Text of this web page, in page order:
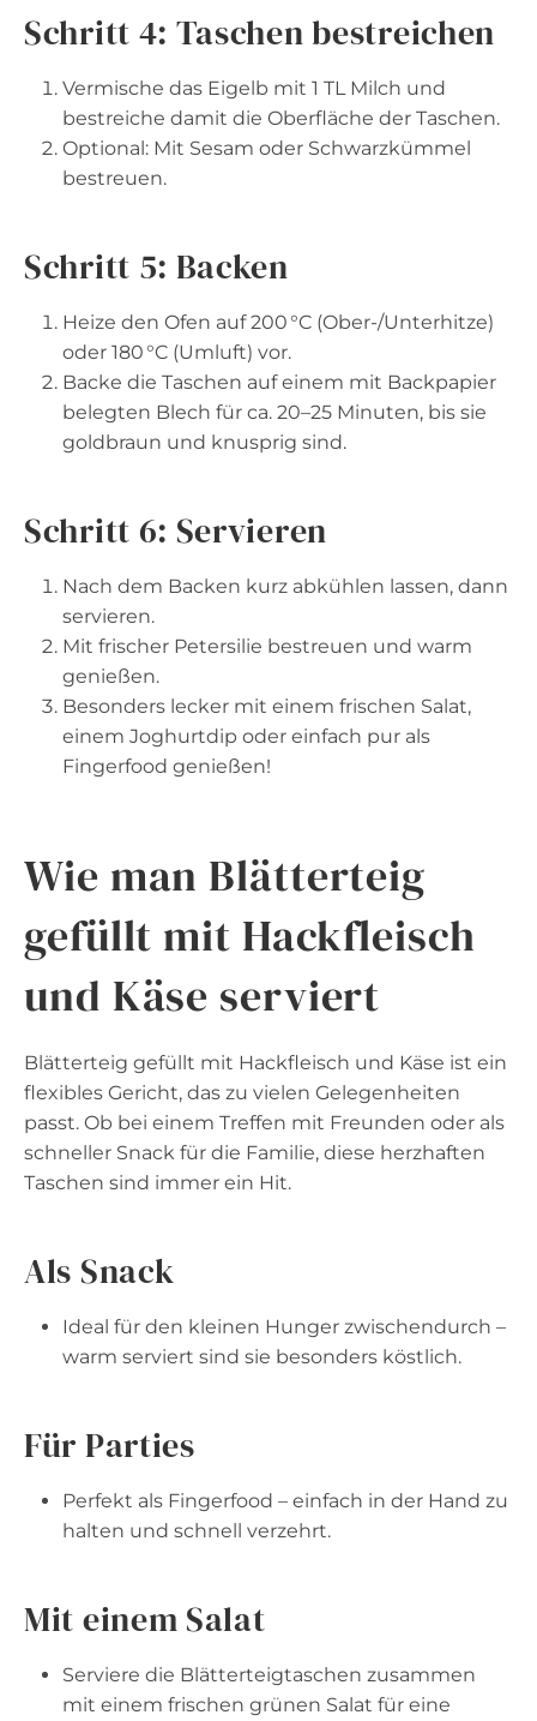
Schritt 4: Taschen bestreichen
Vermische das Eigelb mit 1 TL Milch und
bestreiche damit die Oberfläche der Taschen.
Optional: Mit Sesam oder Schwarzkümmel
bestreuen.
Schritt 5: Backen
Heize den Ofen auf 200 °C (Ober-/Unterhitze)
oder 180 °C (Umluft) vor.
Backe die Taschen auf einem mit Backpapier
belegten Blech für ca. 20–25 Minuten, bis sie
goldbraun und knusprig sind.
Schritt 6: Servieren
Nach dem Backen kurz abkühlen lassen, dann
servieren.
Mit frischer Petersilie bestreuen und warm
genießen.
Besonders lecker mit einem frischen Salat,
einem Joghurtdip oder einfach pur als
Fingerfood genießen!
Wie man Blätterteig
gefüllt mit Hackfleisch
und Käse serviert
Blätterteig gefüllt mit Hackfleisch und Käse ist ein
flexibles Gericht, das zu vielen Gelegenheiten
passt. Ob bei einem Treffen mit Freunden oder als
schneller Snack für die Familie, diese herzhaften
Taschen sind immer ein Hit.
Als Snack
Ideal für den kleinen Hunger zwischendurch –
warm serviert sind sie besonders köstlich.
Für Parties
Perfekt als Fingerfood – einfach in der Hand zu
halten und schnell verzehrt.
Mit einem Salat
Serviere die Blätterteigtaschen zusammen
mit einem frischen grünen Salat für eine